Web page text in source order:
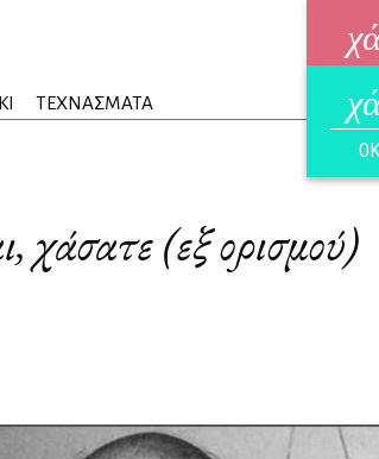
ΤΕΧΝΑΣΜΑΤΑ
χάσατε (εξ ορισμού)